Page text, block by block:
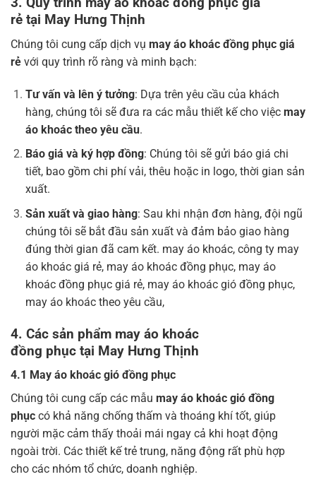
rẻ tại May Hưng Thịnh
Chúng tôi cung cấp dịch vụ may áo khoác đồng phục giá
rẻ với quy trình rõ ràng và minh bạch:
Tư vấn và lên ý tưởng: Dựa trên yêu cầu của khách
hàng, chúng tôi sẽ đưa ra các mẫu thiết kế cho việc may
áo khoác theo yêu cầu.
Báo giá và ký hợp đồng: Chúng tôi sẽ gửi báo giá chi
tiết, bao gồm chi phí vải, thêu hoặc in logo, thời gian sản
xuất.
Sản xuất và giao hàng: Sau khi nhận đơn hàng, đội ngũ
chúng tôi sẽ bắt đầu sản xuất và đảm bảo giao hàng
đúng thời gian đã cam kết. may áo khoác, công ty may
áo khoác giá rẻ, may áo khoác đồng phục, may áo
khoác đồng phục giá rẻ, may áo khoác gió đồng phục,
may áo khoác theo yêu cầu,
4. Các sản phẩm may áo khoác
đồng phục tại May Hưng Thịnh
4.1 May áo khoác gió đồng phục
Chúng tôi cung cấp các mẫu may áo khoác gió đồng
phục có khả năng chống thấm và thoáng khí tốt, giúp
người mặc cảm thấy thoải mái ngay cả khi hoạt động
ngoài trời. Các thiết kế trẻ trung, năng động rất phù hợp
cho các nhóm tổ chức, doanh nghiệp.